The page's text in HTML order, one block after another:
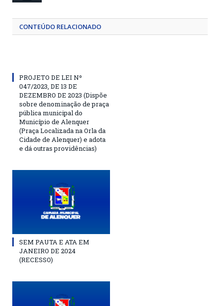
CONTEÚDO RELACIONADO
PROJETO DE LEI Nº
047/2023, DE 13 DE
DEZEMBRO DE 2023 (Dispõe
sobre denominação de praça
pública municipal do
Município de Alenquer
(Praça Localizada na Orla da
Cidade de Alenquer) e adota
e dá outras providências)
SEM PAUTA E ATA EM
JANEIRO DE 2024
(RECESSO)